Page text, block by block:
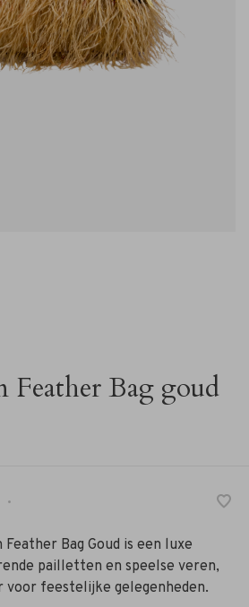
Feather Bag goud
•
Feather Bag Goud is een luxe
pailletten en speelse veren,
voor feestelijke gelegenheden.